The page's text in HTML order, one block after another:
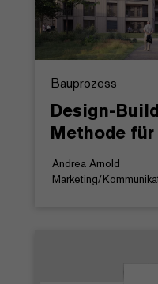
Bauprozess
Design-
Methode
Andrea Arnold
Marketing/